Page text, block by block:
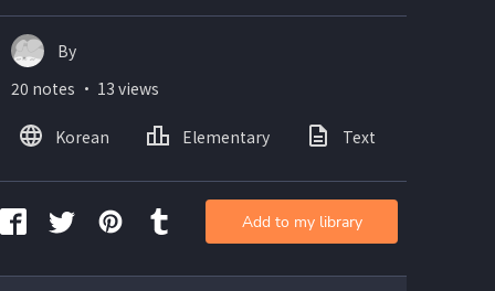
By
20 notes ・ 13 views
Korean Elementary Text
Add to my library